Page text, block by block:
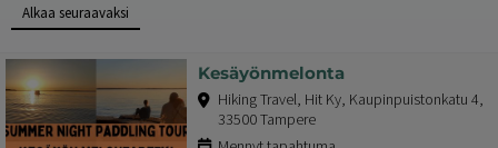
Alkaa seuraavaksi
Kesäyönmelonta
Hiking Travel, Hit Ky, Kaupinpuistonkatu 4,
33500 Tampere